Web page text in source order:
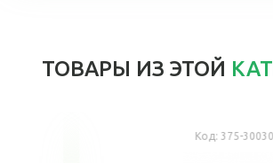
ТОВАРЫ ИЗ ЭТОЙ
375-3003058/59-10